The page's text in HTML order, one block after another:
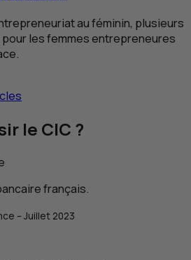
au féminin, plusieurs
pour les femmes entrepreneures
le CIC ?
français.
– Juillet 2023